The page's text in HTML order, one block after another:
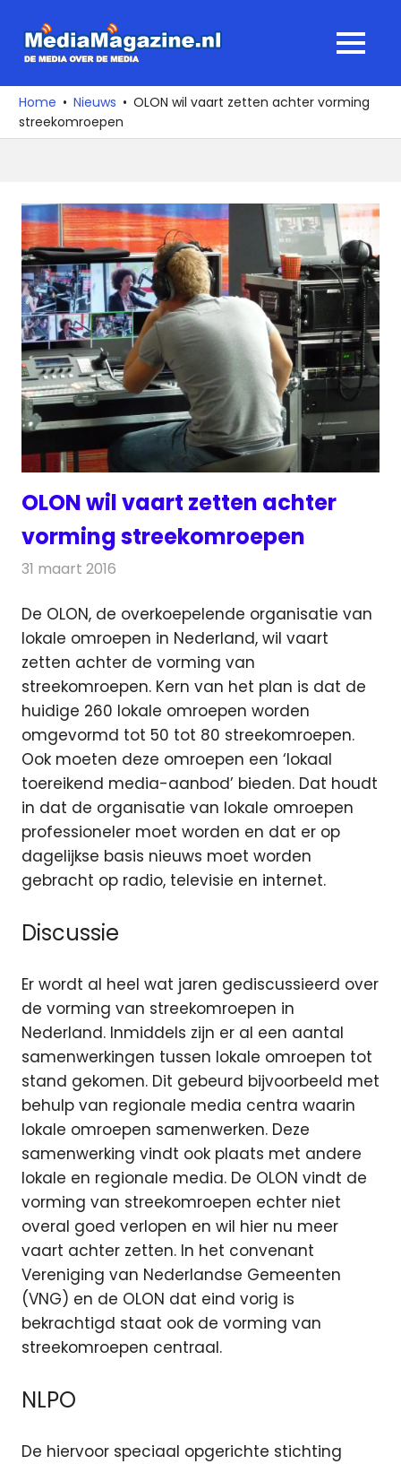
naar
media
over
de
MENU
Home Nieuws
OLON wil vaart zetten achter vorming
streekomroepen
OLON wil vaart zetten achter
vorming streekomroepen
31 maart 2016
De OLON, de overkoepelende organisatie van
lokale omroepen in Nederland, wil vaart
zetten achter de vorming van
streekomroepen. Kern van het plan is dat de
huidige 260 lokale omroepen worden
omgevormd tot 50 tot 80 streekomroepen.
Ook moeten deze omroepen een ‘lokaal
toereikend media-aanbod’ bieden. Dat houdt
in dat de organisatie van lokale omroepen
professioneler moet worden en dat er op
dagelijkse basis nieuws moet worden
gebracht op radio, televisie en internet.
Discussie
Er wordt al heel wat jaren gediscussieerd over
de vorming van streekomroepen in
Nederland. Inmiddels zijn er al een aantal
samenwerkingen tussen lokale omroepen tot
stand gekomen. Dit gebeurd bijvoorbeeld met
behulp van regionale media centra waarin
lokale omroepen samenwerken. Deze
samenwerking vindt ook plaats met andere
lokale en regionale media. De OLON vindt de
vorming van streekomroepen echter niet
overal goed verlopen en wil hier nu meer
vaart achter zetten. In het convenant
Vereniging van Nederlandse Gemeenten
(VNG) en de OLON dat eind vorig is
bekrachtigd staat ook de vorming van
streekomroepen centraal.
NLPO
De hiervoor speciaal opgerichte stichting